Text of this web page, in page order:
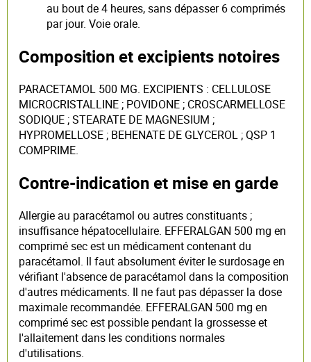
au bout de 4 heures, sans dépasser 6 comprimés
par jour. Voie orale.
Composition et excipients notoires
PARACETAMOL 500 MG. EXCIPIENTS : CELLULOSE
MICROCRISTALLINE ; POVIDONE ; CROSCARMELLOSE
SODIQUE ; STEARATE DE MAGNESIUM ;
HYPROMELLOSE ; BEHENATE DE GLYCEROL ; QSP 1
COMPRIME.
Contre-indication et mise en garde
Allergie au paracétamol ou autres constituants ;
insuffisance hépatocellulaire. EFFERALGAN 500 mg en
comprimé sec est un médicament contenant du
paracétamol. Il faut absolument éviter le surdosage en
vérifiant l'absence de paracétamol dans la composition
d'autres médicaments. Il ne faut pas dépasser la dose
maximale recommandée. EFFERALGAN 500 mg en
comprimé sec est possible pendant la grossesse et
l'allaitement dans les conditions normales
d'utilisations.